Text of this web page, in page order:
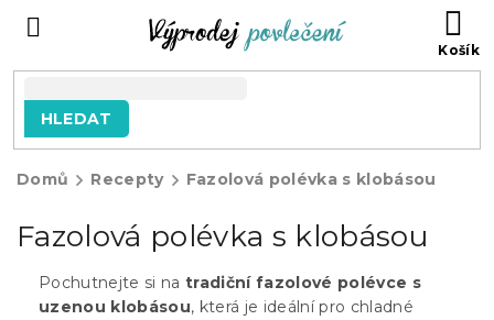
HLEDAT
Domů Recepty Fazolová polévka s klobásou
Fazolová polévka s klobásou
Pochutnejte si na tradiční fazolové polévce s
uzenou klobásou, která je ideální pro chladné